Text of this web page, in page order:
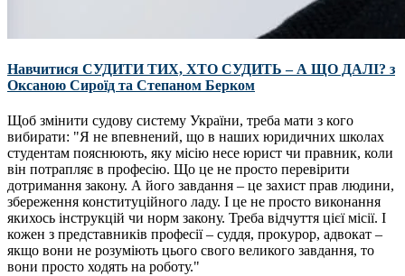
Навчитися СУДИТИ ТИХ, ХТО СУДИТЬ – А ЩО ДАЛІ? з
Оксаною Сироїд та Степаном Берком
Щоб змінити судову систему України, треба мати з кого
вибирати: "Я не впевнений, що в наших юридичних школах
студентам пояснюють, яку місію несе юрист чи правник, коли
він потрапляє в професію. Що це не просто перевірити
дотримання закону. А його завдання – це захист прав людини,
збереження конституційного ладу. І це не просто виконання
якихось інструкцій чи норм закону. Треба відчуття цієї місії. І
кожен з представників професії – суддя, прокурор, адвокат –
якщо вони не розуміють цього свого великого завдання, то
вони просто ходять на роботу."